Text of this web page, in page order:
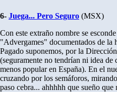
6- Juega... Pero Seguro (MSX)
Con este extraño nombre se
"Advergames" documentados de la
Pagado suponemos, por la
(seguramente no tendrían ni idea
menos popular en España). En el
cruzando por los semáforos,
paso cebra... ahhhhh que sueño que